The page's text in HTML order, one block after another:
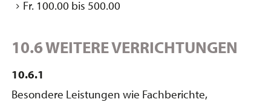
Fr. 100.00 bis 500.00
10.6 WEITERE VERRICHTUNGEN
10.6.1
Besondere Leistungen wie Fachberichte,